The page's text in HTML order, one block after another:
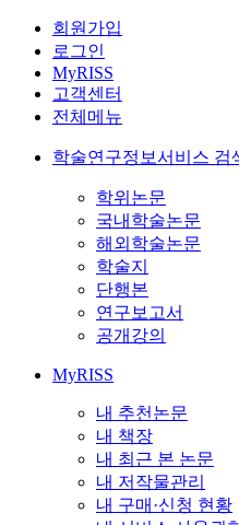
회원가입
로그인
MyRISS
고객센터
전체메뉴
학술연구정보서비스 검
학위논문
국내학술논문
해외학술논문
학술지
단행본
연구보고서
공개강의
MyRISS
내 추천논문
내 책장
내 최근 본 논문
내 저작물관리
내 구매·신청 현황